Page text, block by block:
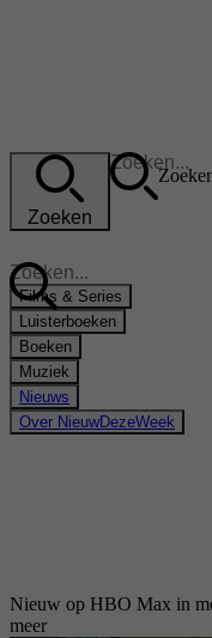
Zoeken
Films & Series
Luisterboeken
Boeken
Muziek
Nieuws
Over NieuwDezeWeek
Nieuw op HBO Max in
meer